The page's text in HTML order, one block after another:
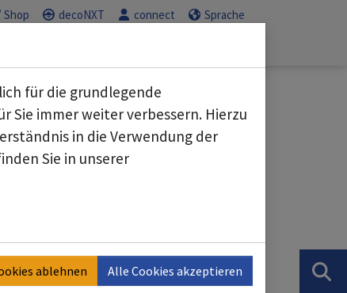
Shop decoNXT connect Sprache
für die grundlegende
Sie immer weiter verbessern. Hierzu
in die Verwendung der
Sie in unserer
ablehnen Alle Cookies akzeptieren